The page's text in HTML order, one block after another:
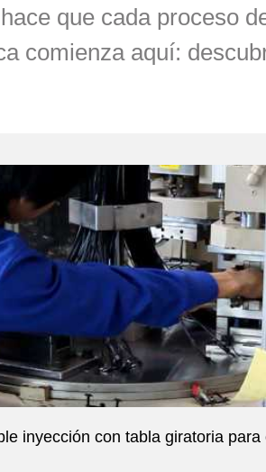
que cada proceso
comienza aquí:
inyección con tabla giratoria